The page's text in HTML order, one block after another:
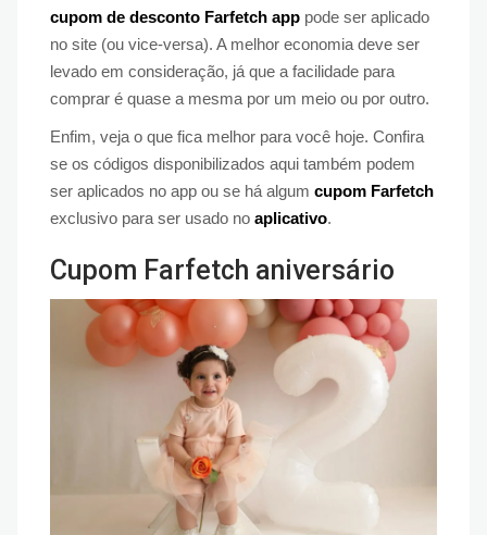
cupom de desconto Farfetch app pode ser aplicado
no site (ou vice-versa). A melhor economia deve ser
levado em consideração, já que a facilidade para
comprar é quase a mesma por um meio ou por outro.
Enfim, veja o que fica melhor para você hoje. Confira
se os códigos disponibilizados aqui também podem
ser aplicados no app ou se há algum cupom Farfetch
exclusivo para ser usado no aplicativo.
Cupom Farfetch aniversário